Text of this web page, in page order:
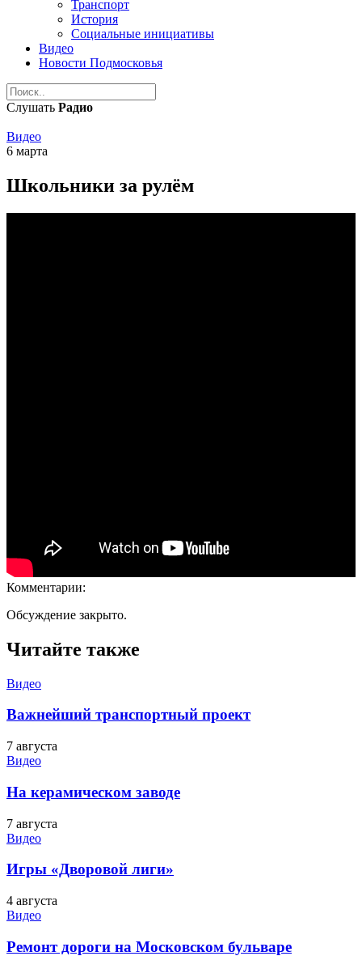
Транспорт
История
Социальные инициативы
Видео
Новости Подмосковья
Слушать Радио
Видео
6 марта
Школьники за рулём
Комментарии:
Обсуждение закрыто.
Читайте также
Видео
Важнейший транспортный проект
7 августа
Видео
На керамическом заводе
7 августа
Видео
Игры «Дворовой лиги»
4 августа
Видео
Ремонт дороги на Московском бульваре